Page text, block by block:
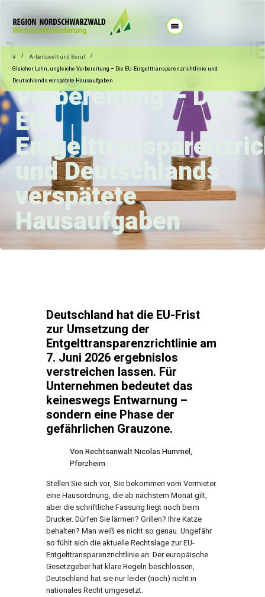
# / Arbeitswelt und Beruf
/
Gleicher Lohn, ungleiche Vorbereitung – Die EU-Entgelttransparenzrichtlinie und
Deutschlands verspätete Hausaufgaben
09.06.2026 Arbeitswelt und Beruf
Gleicher Lohn,
ungleiche
Vorbereitung – Die
EU-
und Deutschlands
verspätete
Hausaufgaben
Deutschland hat die EU-Frist
zur Umsetzung der
Entgelttransparenzrichtlinie am
7. Juni 2026 ergebnislos
verstreichen lassen. Für
Unternehmen bedeutet das
keineswegs Entwarnung –
sondern eine Phase der
gefährlichen Grauzone.
Von Rechtsanwalt Nicolas Hummel,
Pforzheim
Stellen Sie sich vor, Sie bekommen vom Vermieter
eine Hausordnung, die ab nächstem Monat gilt,
aber die schriftliche Fassung liegt noch beim
Drucker. Dürfen Sie lärmen? Grillen? Ihre Katze
behalten? Man weiß es nicht so genau. Ungefähr
so fühlt sich die aktuelle Rechtslage zur EU-
Entgelttransparenzrichtlinie an: Der europäische
Gesetzgeber hat klare Regeln beschlossen,
Deutschland hat sie nur leider (noch) nicht in
nationales Recht umgesetzt.